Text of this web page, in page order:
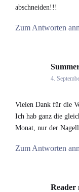
abschneiden!!!
Zum Antworten
4.
Vielen Dank für die
Ich hab ganz die
Monat, nur der
Zum Antworten
Reader